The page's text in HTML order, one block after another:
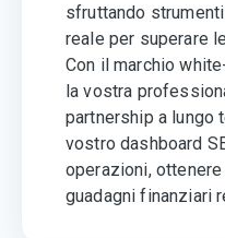
sfruttando
reale per superare
Con il marchio
la vostra
partnership a lungo
vostro dashboard
operazioni,
guadagni finanziari